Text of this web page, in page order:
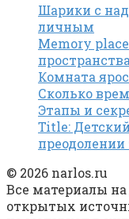
Шарики с
личным
Memory
Комната
Сколько
Этапы и
Title:
преодолении
© 2026 narlos.ru
Все материалы
открытых